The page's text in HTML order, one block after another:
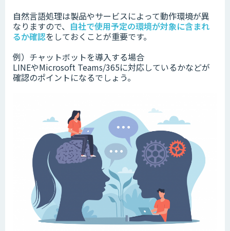
自然言語処理は製品やサービスによって動作環境が異
なりますので、 自社で使用予定の環境が対象に含まれ
るか確認をしておくことが重要です。
例）チャットボットを導入する場合
LINEやMicrosoft Teams/365に対応しているかなどが
確認のポイントになるでしょう。